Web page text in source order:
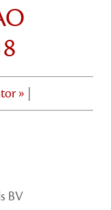
»
BV